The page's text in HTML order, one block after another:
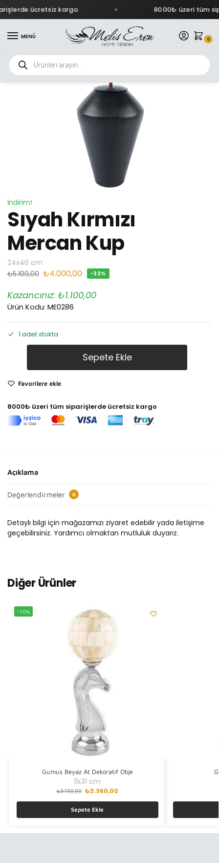
ücretsiz kargo 8000₺ üzeri tüm
MENÜ 0
İndirim!
Sıyah Kırmızı
Mercan Kup
24x40 cm
₺5.100,00 ₺4.000,00 -22%
Kazancınız: ₺1.100,00
Ürün Kodu: ME0286
1 adet stokta
Sepete Ekle
Favorilere ekle
8000₺ üzeri tüm siparişlerde ücretsiz kargo
Açıklama
Değerlendirmeler 0
Detaylı bilgi için mağazamızı ziyaret edebilir yada iletişime
geçebilirsiniz. Yardımcı olmaktan mutluluk duyarız.
Diğer Ürünler
-10%
Gumus Beyaz At Dekoratıf Obje
11x31 cm
₺3.730,00 ₺3.360,00
Sepete Ekle